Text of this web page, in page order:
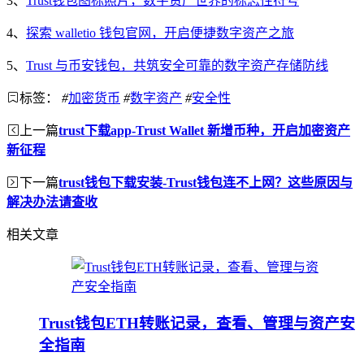
4、 探索 walletio 钱包官网，开启便捷数字资产之旅
5、 Trust 与币安钱包，共筑安全可靠的数字资产存储防线
标签： #加密货币 #数字资产 #安全性
上一篇trust下载app-Trust Wallet 新增币种，开启加密资产
新征程
下一篇trust钱包下载安装-Trust钱包连不上网？这些原因与
解决办法请查收
相关文章
Trust钱包ETH转账记录，查看、管理与资产安
全指南